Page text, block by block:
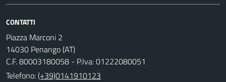
CONTATTI
Piazza Marconi 2
14030 Penango (AT)
C.F. 80003180058 - P.Iva: 01222080051
Telefono:(+39)0141910123